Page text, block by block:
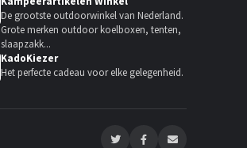
De grootste outdoorwinkel van Nederland.
Grote merken outdoor koelboxen, tenten,
slaapzakk...
KadoKiezer
Het perfecte cadeau voor elke gelegenheid.